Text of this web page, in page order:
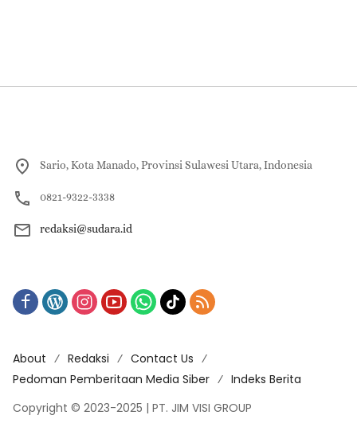
Sario, Kota Manado, Provinsi Sulawesi Utara, Indonesia
0821-9322-3338
redaksi@sudara.id
About Redaksi
Contact Us
Pedoman Pemberitaan Media Siber
Indeks Berita
Copyright © 2023-2025 | PT. JIM VISI GROUP